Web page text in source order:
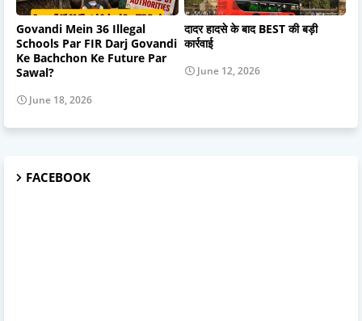
Govandi Mein 36 Illegal
Schools Par FIR Darj Govandi
Ke Bachchon Ke Future Par
Sawal?
June 18, 2026
दादर हादसे के बाद BEST की बड़ी
कार्रवाई
June 12, 2026
FACEBOOK